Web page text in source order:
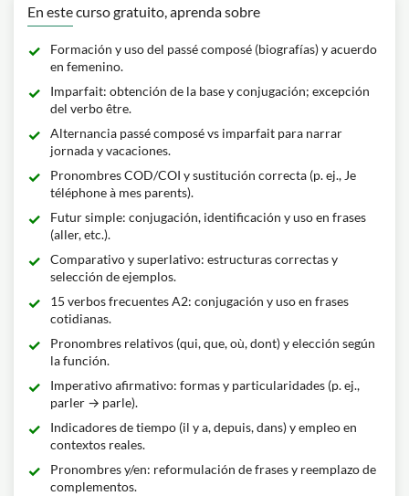
En este curso gratuito, aprenda sobre
Formación y uso del passé composé (biografías) y acuerdo
en femenino.
Imparfait: obtención de la base y conjugación; excepción
del verbo être.
Alternancia passé composé vs imparfait para narrar
jornada y vacaciones.
Pronombres COD/COI y sustitución correcta (p. ej., Je
téléphone à mes parents).
Futur simple: conjugación, identificación y uso en frases
(aller, etc.).
Comparativo y superlativo: estructuras correctas y
selección de ejemplos.
15 verbos frecuentes A2: conjugación y uso en frases
cotidianas.
Pronombres relativos (qui, que, où, dont) y elección según
la función.
Imperativo afirmativo: formas y particularidades (p. ej.,
parler → parle).
Indicadores de tiempo (il y a, depuis, dans) y empleo en
contextos reales.
Pronombres y/en: reformulación de frases y reemplazo de
complementos.